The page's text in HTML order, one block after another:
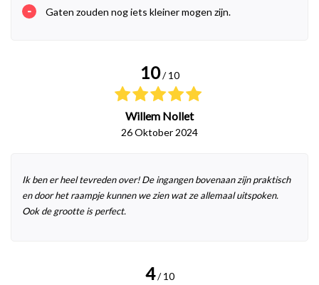
- Gaten zouden nog iets kleiner mogen zijn.
10 / 10
Willem Nollet
26 Oktober 2024
Ik ben er heel tevreden over! De ingangen bovenaan zijn praktisch
en door het raampje kunnen we zien wat ze allemaal uitspoken.
Ook de grootte is perfect.
4 / 10